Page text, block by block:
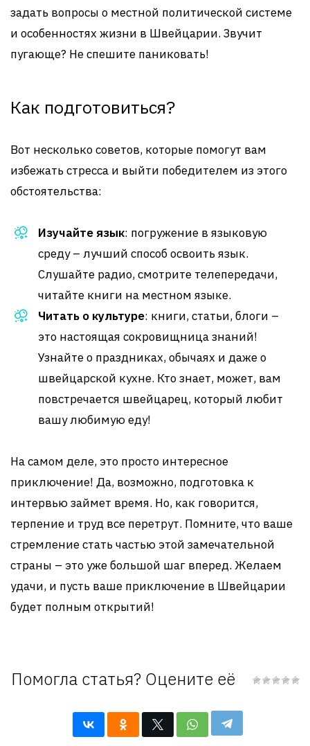
задать вопросы о местной политической системе
и особенностях жизни в Швейцарии. Звучит
пугающе? Не спешите паниковать!
Как подготовиться?
Вот несколько советов, которые помогут вам
избежать стресса и выйти победителем из этого
обстоятельства:
Изучайте язык: погружение в языковую
среду – лучший способ освоить язык.
Слушайте радио, смотрите телепередачи,
читайте книги на местном языке.
Читать о культуре: книги, статьи, блоги –
это настоящая сокровищница знаний!
Узнайте о праздниках, обычаях и даже о
швейцарской кухне. Кто знает, может, вам
повстречается швейцарец, который любит
вашу любимую еду!
На самом деле, это просто интересное
приключение! Да, возможно, подготовка к
интервью займет время. Но, как говорится,
терпение и труд все перетрут. Помните, что ваше
стремление стать частью этой замечательной
страны – это уже большой шаг вперед. Желаем
удачи, и пусть ваше приключение в Швейцарии
будет полным открытий!
Помогла статья? Оцените её